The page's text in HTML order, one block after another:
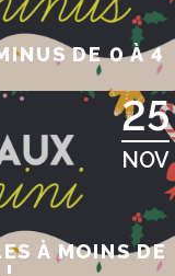
DE 0 À 4
25
NOV
À MOINS DE